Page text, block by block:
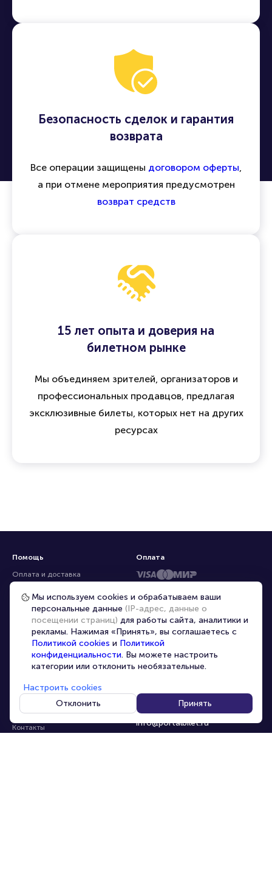
Безопасность сделок и гарантия
возврата
Все операции защищены договором оферты,
а при отмене мероприятия предусмотрен
возврат средств
15 лет опыта и доверия на
билетном рынке
Мы объединяем зрителей, организаторов и
профессиональных продавцов, предлагая
эксклюзивные билеты, которых нет на других
ресурсах
Помощь
Оплата и доставка
Частые вопросы
Перепродажа билетов
Организаторам
Корпоративным клиентам
VIP-билеты
Персональные данные
О компании
Контакты
8-800-500-42-62
8-499-226-15-14
info@portalbilet.ru
С 10:00 до 21:00,
Оплата
Мы используем cookies и обрабатываем ваши
персональные данные (IP-адрес, данные о
посещении страниц) для работы сайта, аналитики и
рекламы. Нажимая «Принять», вы соглашаетесь с
Политикой cookies и Политикой
конфиденциальности. Вы можете настроить
категории или отклонить необязательные.
Настроить cookies
Отклонить
Принять